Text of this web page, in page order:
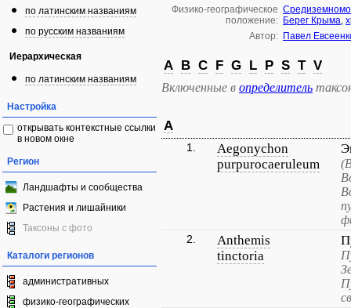
по латинским названиям
по русским названиям
Иерархическая
по латинским названиям
Настройка
открывать контекстные ссылки
в новом окне
Регион
Ландшафты и сообщества
Растения и лишайники
Таксоны с фото
Каталоги регионов
административных
физико-географических
Физико-географическое
положение: Берег Крыма,
Автор: Павел
A B C F G L P S T V
Включенные в определитель
A
1.
Aegonychon
purpurocaeruleum
2.
Anthemis
tinctoria